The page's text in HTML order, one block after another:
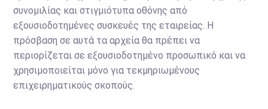
συνομιλίας και στιγμιότυπα οθόνης από
εξουσιοδοτημένες συσκευές της εταιρείας. Η
πρόσβαση σε αυτά τα αρχεία θα πρέπει να
περιορίζεται σε εξουσιοδοτημένο προσωπικό και να
χρησιμοποιείται μόνο για τεκμηριωμένους
επιχειρηματικούς σκοπούς.